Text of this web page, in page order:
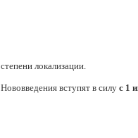
степени локализации.
Нововведения вступят в силу с 1